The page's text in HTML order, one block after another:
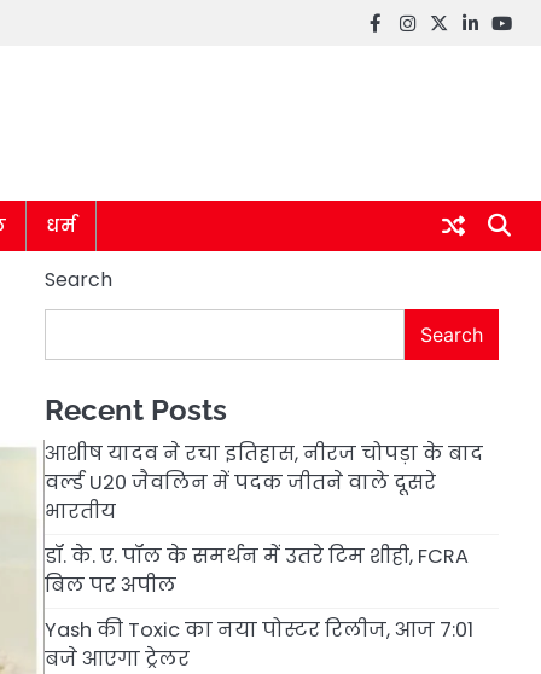
Facebook
instagram
twitter
linkedin
धर्म
Search
Search
Recent Posts
आशीष यादव ने रचा इतिहास, नीरज चोपड़ा के बाद
वर्ल्ड U20 जैवलिन में पदक जीतने वाले दूसरे
भारतीय
डॉ. के. ए. पॉल के समर्थन में उतरे टिम शीही, FCRA
बिल पर अपील
Yash की Toxic का नया पोस्टर रिलीज, आज 7:01
बजे आएगा ट्रेलर